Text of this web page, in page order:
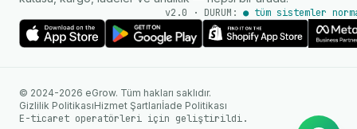
v2.0 · DURUM: ● tüm sistemler
© 2024-2026 eGrow. Tüm hakları saklıdır.
Gizlilik PolitikasıHizmet Şartlarıİade Politikası
E-ticaret operatörleri için geliştirildi.
yanıtlar